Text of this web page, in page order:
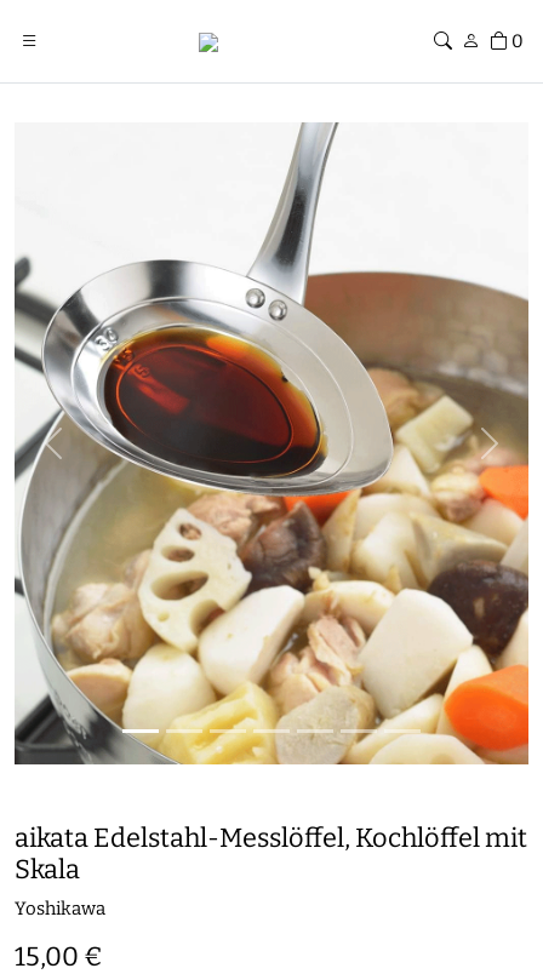
0
Previous Next
aikata Edelstahl-Messlöffel, Kochlöffel mit
Skala
Yoshikawa
15,00 €